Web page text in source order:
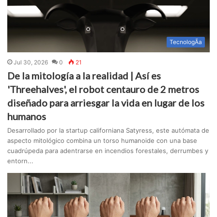
TecnologÃ­a
Jul 30, 2026 0 21
De la mitología a la realidad | Así es
'Threehalves', el robot centauro de 2 metros
diseñado para arriesgar la vida en lugar de los
humanos
Desarrollado por la startup californiana Satyress, este autómata de
aspecto mitológico combina un torso humanoide con una base
cuadrúpeda para adentrarse en incendios forestales, derrumbes y
entorn...